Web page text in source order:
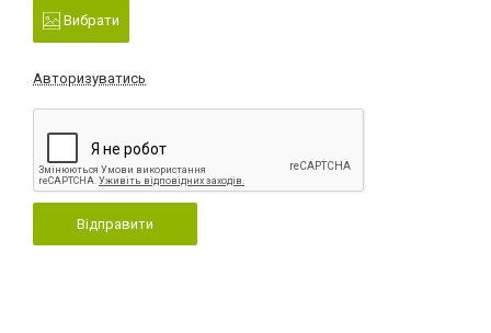
Вибрати
Авторизуватись
Відправити